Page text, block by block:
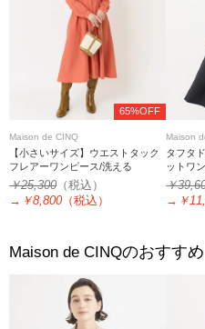
65%OFF
Maison de CINQ
【小さいサイズ】ウエストタック
フレアーワンピース/洗える
￥25,300 （税込）
→ ￥8,800 （税込）
Maison
タフタ
ットワ
￥
→ ￥
Maison de CINQのおすすめ